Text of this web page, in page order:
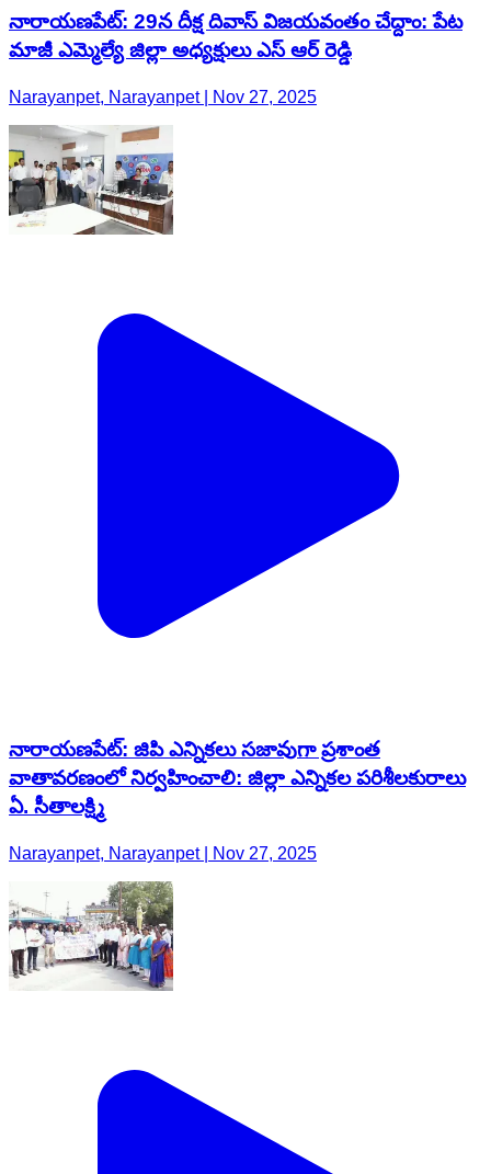
నారాయణపేట్: 29న దీక్ష దివాస్ విజయవంతం చేద్దాం: పేట
మాజీ ఎమ్మెల్యే జిల్లా అధ్యక్షులు ఎస్ ఆర్ రెడ్డి
Narayanpet, Narayanpet | Nov 27, 2025
నారాయణపేట్: జిపి ఎన్నికలు సజావుగా ప్రశాంత
వాతావరణంలో నిర్వహించాలి: జిల్లా ఎన్నికల పరిశీలకురాలు
ఏ. సీతాలక్ష్మి
Narayanpet, Narayanpet | Nov 27, 2025